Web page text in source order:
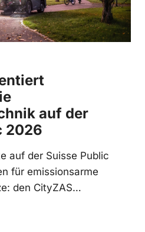
auf der
2026
auf der Suisse Public
für emissionsarme
den CityZAS…